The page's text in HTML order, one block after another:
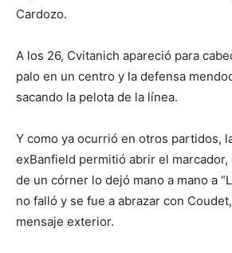
Cardozo.
A los 26, Cvitanich apareció para
palo en un centro y la defensa
sacando la pelota de la línea.
Y como ya ocurrió en otros partidos,
exBanfield permitió abrir el marcador,
de un córner lo dejó mano a mano a
no falló y se fue a abrazar con
mensaje exterior.